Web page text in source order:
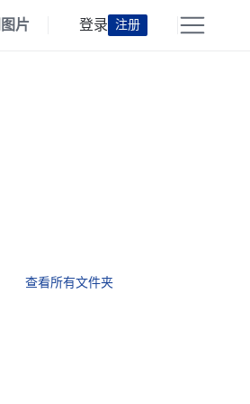
图片 登录 注册
查看所有文件夹